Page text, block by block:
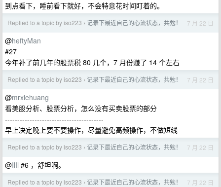
到点看下，睡前看下就好，不会特意花时间盯着的。
Replied to a topic by iso223 › 记录下最近自己的心流状态，共勉！ 7 月 22 日
@heftyMan
#27
今年补了前几年的股票税 80 几个，7 月份赚了 14 个左右
Replied to a topic by iso223 › 记录下最近自己的心流状态，共勉！ 7 月 22 日
@mrxiehuang
看美股分析、股票分析，怎么没有买卖股票的部分
----------------------------------------
早上决定晚上要不要操作，尽量避免高频操作，不做短线
Replied to a topic by iso223 › 记录下最近自己的心流状态，共勉！ 7 月 22 日
@IlIl #6 ，舒坦啊。
Replied to a topic by iso223 › 记录下最近自己的心流状态，共勉！ 7 月 22 日